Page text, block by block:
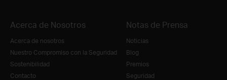
Acerca de Nosotros
Acerca de nosotros
Nuestro Compromiso con la Seguridad
Sostenibilidad
Contacto
Notas de Prensa
Noticias
Blog
Premios
Seguridad